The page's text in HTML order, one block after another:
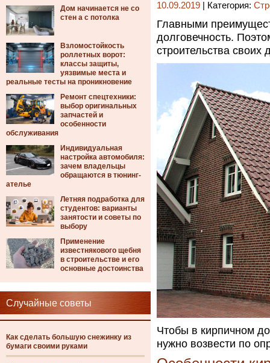
Дом начинается не со
стен а с потолка
Взломостойкость
роллетных ворот:
классы защиты,
уязвимые места и
реальные тесты на проникновение
Ремонт спецтехники:
выбор оригинальных
запчастей и
особенности
обслуживания
Индивидуальная
настройка автомобиля:
зачем владельцы
обращаются в тюнинг-
ателье
Летняя подработка для
студентов: варианты
занятости и советы по
выбору
Применение
известнякового щебня
в строительстве и его
основные достоинства
Случайные советы
Как сделать большую снежинку из
бумаги своими руками
10.09.2019 | Категория:
Главными
долговечность.
строительства своих
Чтобы в кирпичном
нужно возвести по